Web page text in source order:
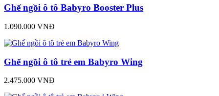
Ghế ngồi ô tô Babyro Booster Plus
1.090.000 VNĐ
Ghế ngồi ô tô trẻ em Babyro Wing
2.475.000 VNĐ